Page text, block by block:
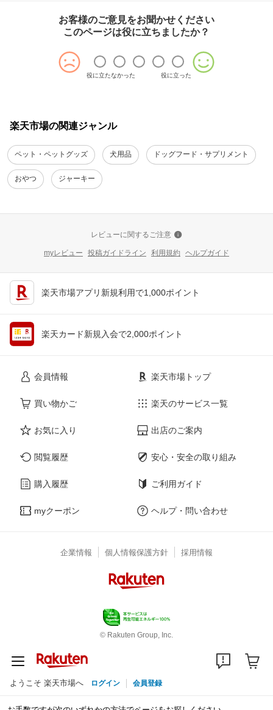
お客様のご意見をお聞かせください
このページは役に立ちましたか？
役に立たなかった 役に立った
楽天市場の関連ジャンル
ペット・ペットグッズ 犬用品 ドッグフード・サプリメント
おやつ ジャーキー
レビューに関するご注意
myレビュー 投稿ガイドライン 利用規約 ヘルプガイド
楽天市場アプリ新規利用で1,000ポイント
楽天カード新規入会で2,000ポイント
会員情報
買い物かご
お気に入り
閲覧履歴
購入履歴
myクーポン
楽天市場トップ
楽天のサービス一覧
出店のご案内
安心・安全の取り組み
ご利用ガイド
ヘルプ・問い合わせ
企業情報 個人情報保護方針 採用情報
© Rakuten Group, Inc.
ようこそ 楽天市場へ ログイン 会員登録